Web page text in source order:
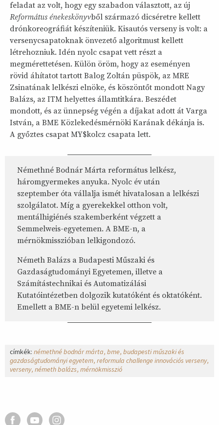
feladat az volt, hogy egy szabadon választott, az új
Református énekeskönyvből származó dicséretre kellett
drónkoreográfiát készíteniük. Kisautós verseny is volt: a
versenycsapatoknak önvezető algoritmust kellett
létrehozniuk. Idén nyolc csapat vett részt a
megmérettetésen. Külön öröm, hogy az eseményen
rövid áhítatot tartott Balog Zoltán püspök, az MRE
Zsinatának lelkészi elnöke, és köszöntőt mondott Nagy
Balázs, az ITM helyettes államtitkára. Beszédet
mondott, és az ünnepség végén a díjakat adott át Varga
István, a BME Közlekedésmérnöki Karának dékánja is.
A győztes csapat MY$kolcz csapata lett.
Némethné Bodnár Márta református lelkész,
háromgyermekes anyuka. Nyolc év után
szeptember óta vállalja ismét hivatalosan a lelkészi
szolgálatot. Míg a gyerekekkel otthon volt,
mentálhigiénés szakemberként végzett a
Semmelweis-egyetemen. A BME-n, a
mérnökmisszióban lelkigondozó.
Németh Balázs a Budapesti Műszaki és
Gazdaságtudományi Egyetemen, illetve a
Számítástechnikai és Automatizálási
Kutatóintézetben dolgozik kutatóként és oktatóként.
Emellett a BME-n belül egyetemi lelkész.
címkék: némethné bodnár márta bme budapesti műszaki és
gazdaságtudományi egyetem reformula challenge innovációs verseny
verseny németh balázs mérnökmisszió